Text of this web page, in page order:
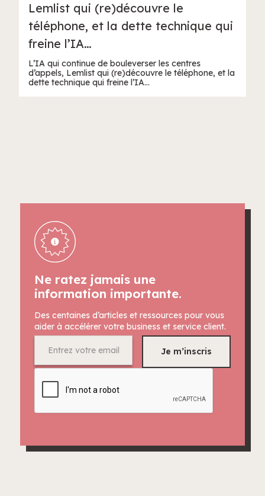
Lemlist qui (re)découvre le
téléphone, et la dette technique qui
freine l’IA…
L’IA qui continue de bouleverser les centres
d’appels, Lemlist qui (re)découvre le téléphone, et la
dette technique qui freine l’IA…
Ne ratez jamais une
information importante.
Des centaines d’articles et ressources pour vous
aider à accélérer votre business et service client.